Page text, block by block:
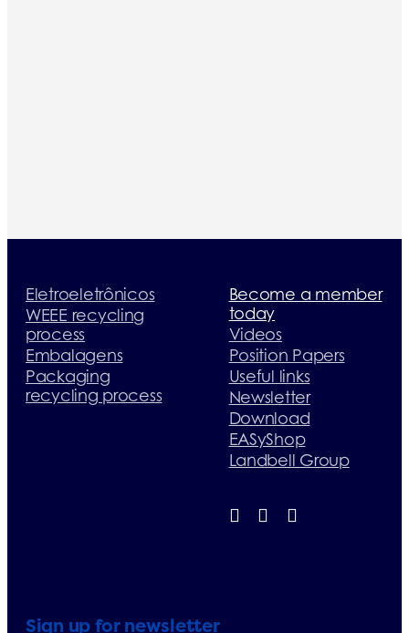
Eletroeletrônicos
WEEE recycling
process
Embalagens
Packaging
recycling process
Become a member
today
Videos
Position Papers
Useful links
Newsletter
Download
EASyShop
Landbell Group
Sign up for newsletter